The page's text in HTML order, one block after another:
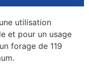
utilisation
et pour un usage
forage de 119